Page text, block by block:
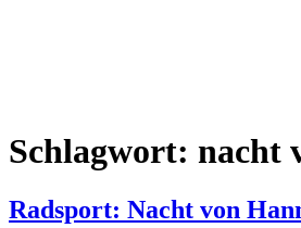
Schlagwort: nacht
Radsport: Nacht von